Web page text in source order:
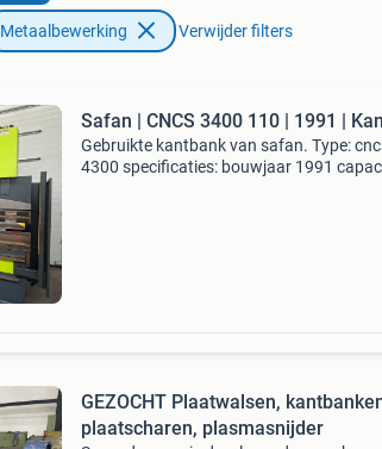
Metaalbewerking Verwijder filters
Safan | CNCS 3400 110 | 1991 |
Gebruikte kantbank van safan. Type:
4300 specificaties: bouwjaar 1991
GEZOCHT Plaatwalsen,
plaatscharen, plasmasnijder